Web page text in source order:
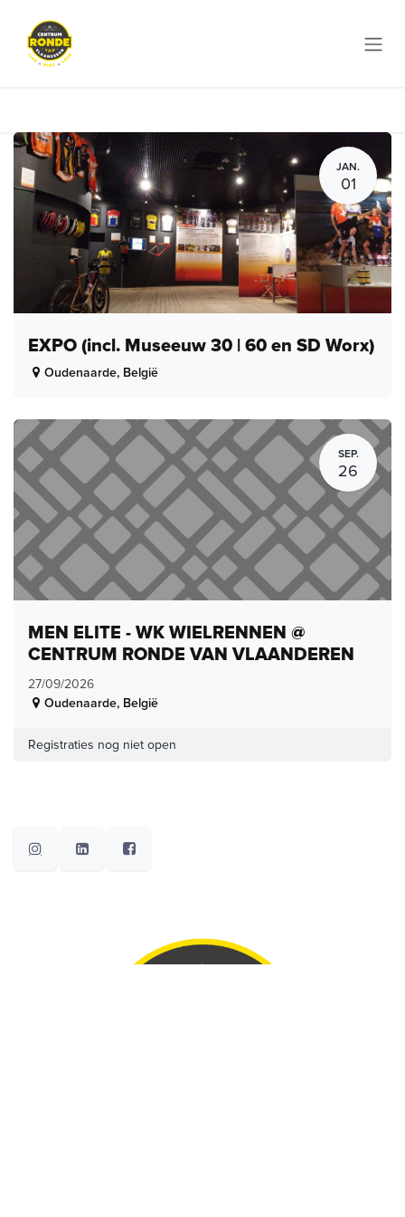
JAN.
01
EXPO (incl. Museeuw 30 | 60 en SD Worx)
Oudenaarde, België
SEP.
26
MEN ELITE - WK WIELRENNEN @
CENTRUM RONDE VAN VLAANDEREN
27/09/2026
Oudenaarde, België
Registraties nog niet open